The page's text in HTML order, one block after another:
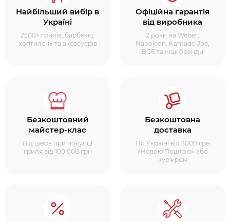
Найбільший вибір в
Україні
2500+ грилів, барбекю,
коптилень та аксесуарів
Офіційна гарантія
від виробника
2 роки на Weber,
Napoleon, Kamado Joe,
BGE та інші бренди
Безкоштовний
майстер-клас
Від шефа при покупці
гриля від 100 000 грн
Безкоштовна
доставка
По Україні від 3000 грн
«Новою Поштою» або
кур’єром